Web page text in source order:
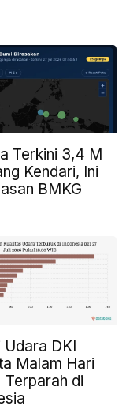
Terkini 3,4 M
Kendari, Ini
BMKG
Udara DKI
Malam Hari
Terparah di